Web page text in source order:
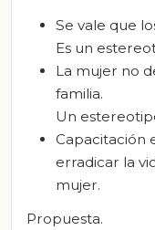
Se vale que
Es un
La mujer no
familia.
Un
Capacitación
erradicar la
mujer.
Propuesta.